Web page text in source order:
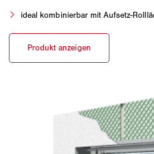
ideal kombinierbar mit Aufsetz-